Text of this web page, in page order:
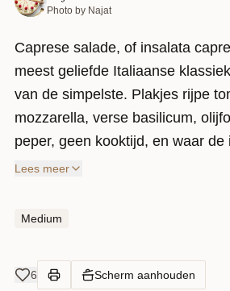
Photo by Najat
Caprese salade, of insalata
meest geliefde Italiaanse
van de simpelste. Plakjes rijpe
mozzarella, verse basilicum,
peper, geen kooktijd, en waar
zichzelf spreken. Dit recept voegt
Lees meer
Medium
6 Scherm aanhouden